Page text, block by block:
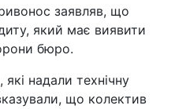
заявляв, що
який має виявити
бюро.
які надали технічну
що колектив